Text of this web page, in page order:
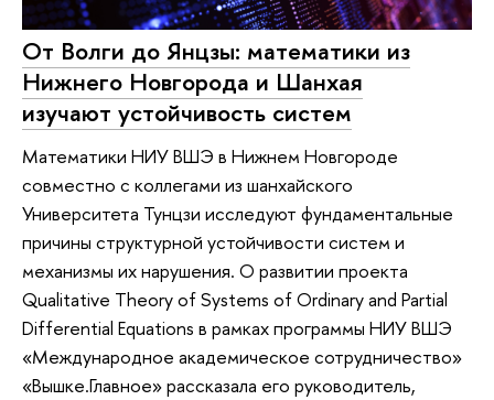
От Волги до Янцзы: математики из
Нижнего Новгорода и Шанхая
изучают устойчивость систем
Математики НИУ ВШЭ в Нижнем Новгороде
совместно с коллегами из шанхайского
Университета Тунцзи исследуют фундаментальные
причины структурной устойчивости систем и
механизмы их нарушения. О развитии проекта
Qualitative Theory of Systems of Ordinary and Partial
Differential Equations в рамках программы НИУ ВШЭ
«Международное академическое сотрудничество»
«Вышке.Главное» рассказала его руководитель,